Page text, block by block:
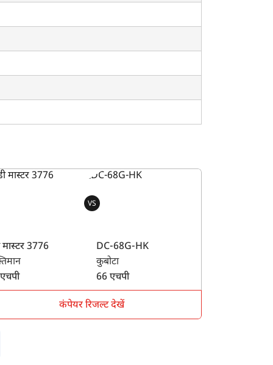
VS
मास्टर 3776
DC-68G-HK
कुबोटा
66 एचपी
कंपेयर रिजल्ट देखें